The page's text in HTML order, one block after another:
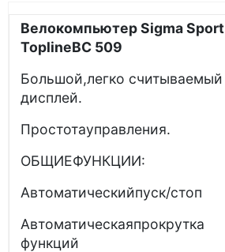
ВелокомпьютерSigma Sport
ToplineBC 509
Большой,легко считываемый
дисплей.
Простотауправления.
ОБЩИЕФУНКЦИИ:
Автоматическийпуск/стоп
Автоматическаяпрокрутка
функций